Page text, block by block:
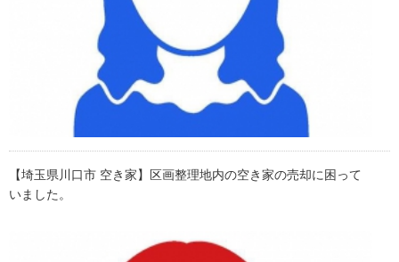
【埼玉県川口市 空き家】区画整理地内の空き家の売却に困って
いました。